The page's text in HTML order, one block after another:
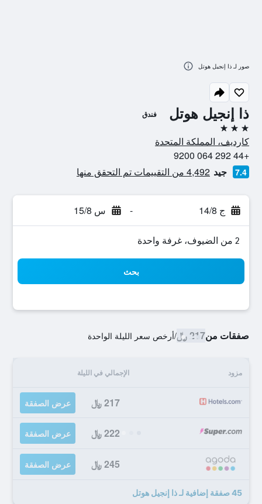
ذا إنجيل هوتل فندق
3 نجوم
كارديف، المملكة المتحدة
+44 292 064 9200
7.4 جيد 4,492 من التقييمات تم التحقق منها
ج 14/8 - س 15/8
2 من الضيوف، غرفة واحدة
بحث
صفقات من217 ﷼ /أرخص سعر الليلة الواحدة
مزود الإجمالي في الليلة
217 ﷼ عرض الصفقة
222 ﷼ عرض الصفقة
245 ﷼ عرض الصفقة
45 صفقة إضافية لـ ذا إنجيل هوتل
صور لـ ذا إنجيل هوتل